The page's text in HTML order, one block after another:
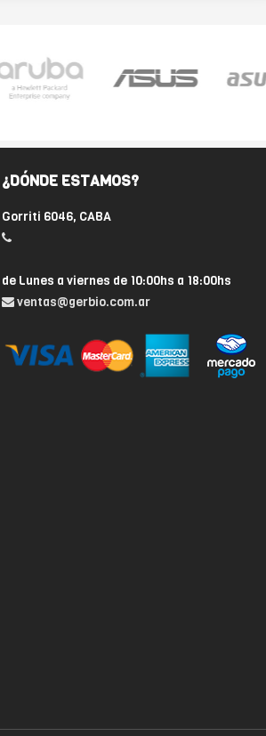
¿DÓNDE ESTAMOS?
Gorriti 6046, CABA
de Lunes a viernes de 10:00hs a 18:00hs
ventas@gerbio.com.ar